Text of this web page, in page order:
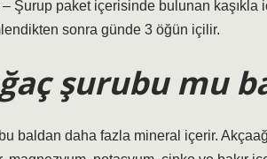
Şurup paket içerisinde bulunan kaşıkla
sonra günde 3 öğün içilir.
şurubu mu
baldan daha fazla mineral içerir.